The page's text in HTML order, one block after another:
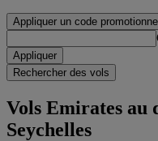
Appliquer un code promotionnel
Appliquer
Rechercher des vols
Vols Emirates au
Seychelles